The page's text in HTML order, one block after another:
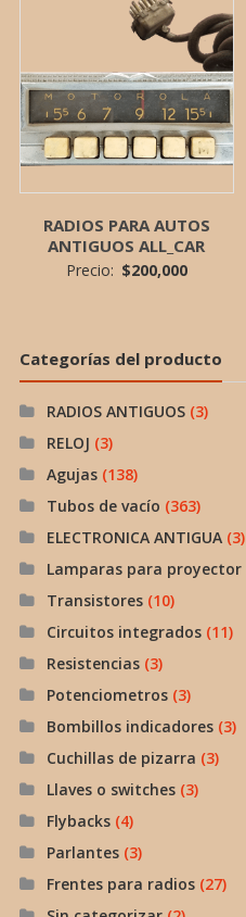
RADIOS PARA AUTOS
ANTIGUOS ALL_CAR
Precio: $200,000
Categorías del producto
RADIOS ANTIGUOS (3)
RELOJ (3)
Agujas (138)
Tubos de vacío (363)
ELECTRONICA ANTIGUA (3)
Lamparas para proyector
Transistores (10)
Circuitos integrados (11)
Resistencias (3)
Potenciometros (3)
Bombillos indicadores (3)
Cuchillas de pizarra (3)
Llaves o switches (3)
Flybacks (4)
Parlantes (3)
Frentes para radios (27)